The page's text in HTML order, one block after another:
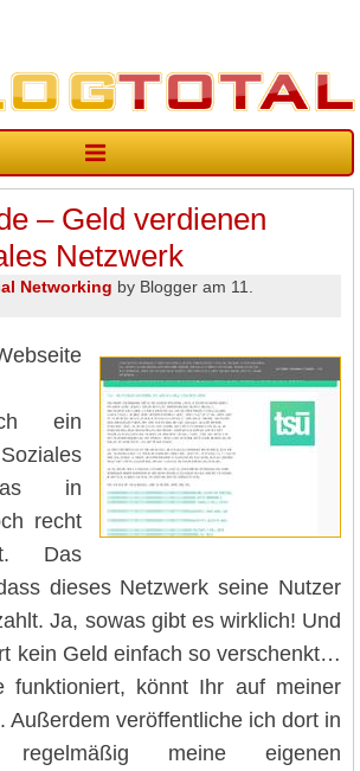
– Geld verdienen
Netzwerk
Networking by Blogger am 11.
ein
in
recht
Das
dieses Netzwerk seine Nutzer
Ja, sowas gibt es wirklich! Und
kein Geld einfach so verschenkt…
funktioniert, könnt Ihr auf meiner
Außerdem veröffentliche ich dort in
regelmäßig meine eigenen